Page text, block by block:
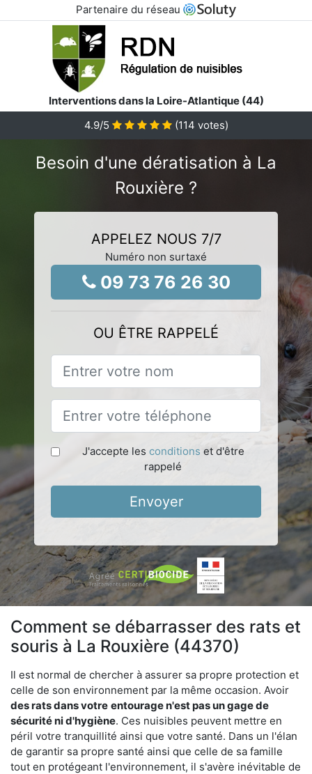
Partenaire du réseau
Interventions dans la Loire-Atlantique (44)
4.9/5 (114 votes)
Besoin d'une dératisation à La
Rouxière ?
APPELEZ NOUS 7/7
Numéro non surtaxé
09 73 76 26 30
OU ÊTRE RAPPELÉ
J'accepte les conditions et d'être
rappelé
Envoyer
Comment se débarrasser des rats et
souris à La Rouxière (44370)
Il est normal de chercher à assurer sa propre protection et
celle de son environnement par la même occasion. Avoir
des rats dans votre entourage n'est pas un gage de
sécurité ni d'hygiène. Ces nuisibles peuvent mettre en
péril votre tranquillité ainsi que votre santé. Dans un l'élan
de garantir sa propre santé ainsi que celle de sa famille
tout en protégeant l'environnement, il s'avère inévitable de